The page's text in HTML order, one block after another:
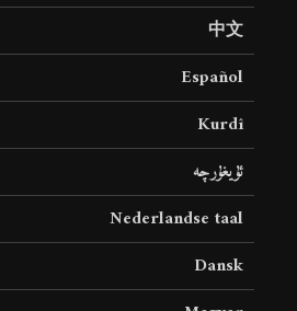
中文
Español
Kurdî
ئۇيغۇرچە
Nederlandse taal
Dansk